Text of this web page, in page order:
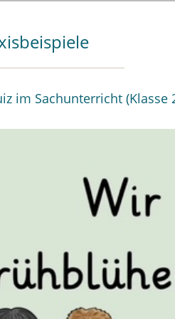
im Sachunterricht (Klasse